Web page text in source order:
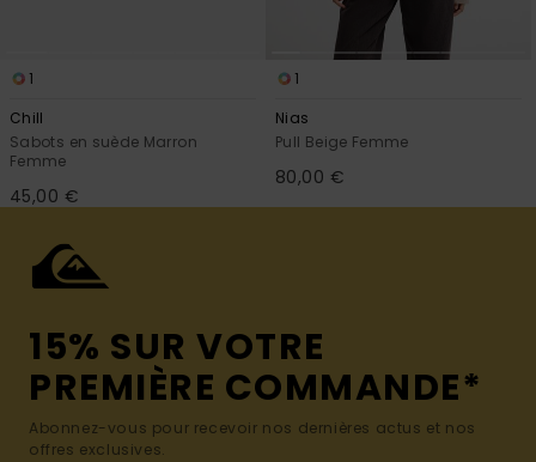
1
Chill
Sabots en suède Marron
Femme
45,00 €
1
Nias
Pull Beige Femme
80,00 €
15% SUR VOTRE
PREMIÈRE COMMANDE*
Abonnez-vous pour recevoir nos dernières actus et nos
offres exclusives.